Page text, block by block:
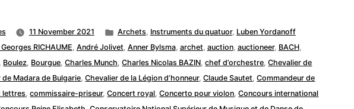
11 November 2021
Posted
in
Archets, Instruments du quatuor, Luben Yordanoff
RICHAUME, André Jolivet, Anner Bylsma, archet, auction, auctioneer, BACH,
, Boulez, Bourgue,Charles Munch,Charles Nicolas BAZIN,chef d’orchestre,Chevalier de
de Madara de Bulgarie,Chevalier de la Légion d’honneur,Claude Sautet,Commandeur de
lettres,commissaire-priseur,Concert royal,Concerto pour violon,Concours international